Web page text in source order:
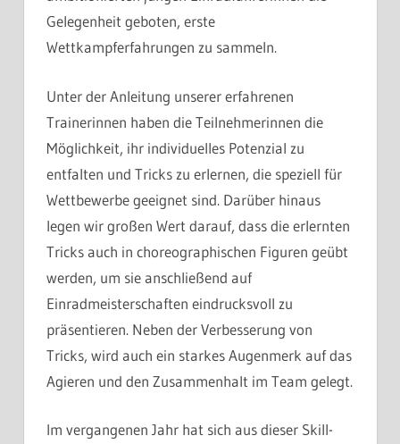
Gelegenheit geboten, erste
Wettkampferfahrungen zu sammeln.
Unter der Anleitung unserer erfahrenen
Trainerinnen haben die Teilnehmerinnen die
Möglichkeit, ihr individuelles Potenzial zu
entfalten und Tricks zu erlernen, die speziell für
Wettbewerbe geeignet sind. Darüber hinaus
legen wir großen Wert darauf, dass die erlernten
Tricks auch in choreographischen Figuren geübt
werden, um sie anschließend auf
Einradmeisterschaften eindrucksvoll zu
präsentieren. Neben der Verbesserung von
Tricks, wird auch ein starkes Augenmerk auf das
Agieren und den Zusammenhalt im Team gelegt.
Im vergangenen Jahr hat sich aus dieser Skill-